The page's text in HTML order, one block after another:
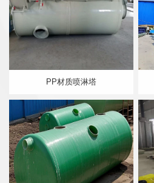
PP材质喷淋塔